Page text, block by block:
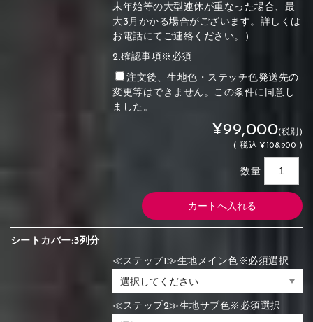
末年始等の大型連休が重なった場合、最
大3月かかる場合がございます。詳しくは
お電話にてご連絡ください。）
2.確認事項※必須
注文後、生地色・ステッチ色発送先の
変更等はできません。この条件に同意し
ました。
¥99,000(税別)
(税込 ¥108,900 )
数量
シートカバー:3列分
≪ステップ1≫生地メイン色※必須選択
≪ステップ2≫生地サブ色※必須選択